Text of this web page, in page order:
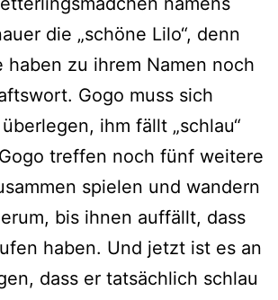
die „schö­ne Lilo“, denn
haben zu ihrem Namen noch
Gogo muss sich
ihm fällt „schlau“
tref­fen noch fünf wei­te­re
spie­len und wan­dern
bis ihnen auf­fällt, dass
haben. Und jetzt ist es an
dass er tat­säch­lich schlau